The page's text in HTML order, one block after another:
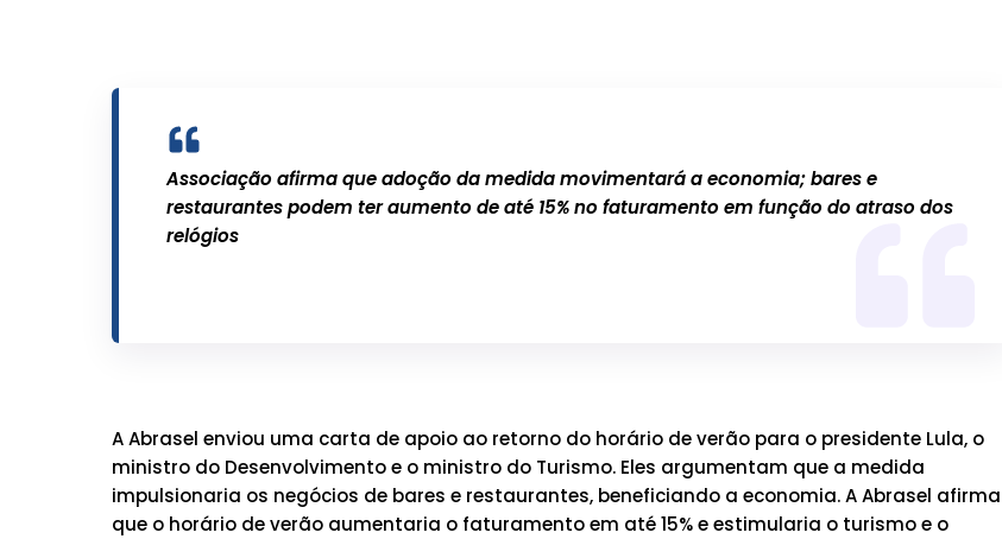
Associação afirma que adoção da medida movimentará a economia; bares e
restaurantes podem ter aumento de até 15% no faturamento em função do atraso dos
relógios
A Abrasel enviou uma carta de apoio ao retorno do horário de verão para o presidente Lula, o
ministro do Desenvolvimento e o ministro do Turismo. Eles argumentam que a medida
impulsionaria os negócios de bares e restaurantes, beneficiando a economia. A Abrasel afirma
que o horário de verão aumentaria o faturamento em até 15% e estimularia o turismo e o